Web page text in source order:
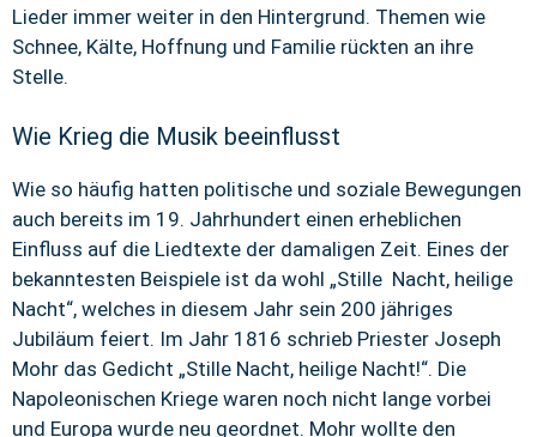
Lieder immer weiter in den Hintergrund. Themen wie
Schnee, Kälte, Hoffnung und Familie rückten an ihre
Stelle.
Wie Krieg die Musik beeinflusst
Wie so häufig hatten politische und soziale Bewegungen
auch bereits im 19. Jahrhundert einen erheblichen
Einfluss auf die Liedtexte der damaligen Zeit. Eines der
bekanntesten Beispiele ist da wohl „Stille Nacht, heilige
Nacht“, welches in diesem Jahr sein 200 jähriges
Jubiläum feiert. Im Jahr 1816 schrieb Priester Joseph
Mohr das Gedicht „Stille Nacht, heilige Nacht!“. Die
Napoleonischen Kriege waren noch nicht lange vorbei
und Europa wurde neu geordnet. Mohr wollte den